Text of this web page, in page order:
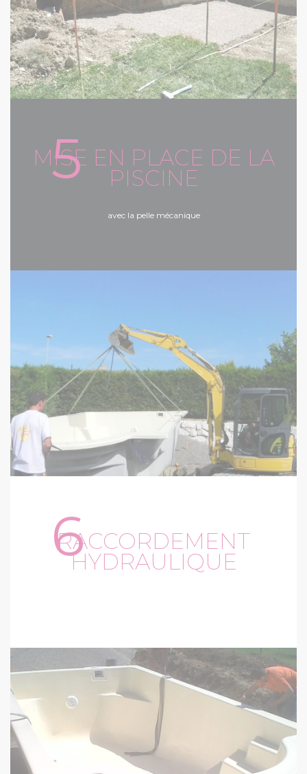
MISE EN PLACE DE LA
PISCINE
avec la pelle mécanique
5
RACCORDEMENT
HYDRAULIQUE
6